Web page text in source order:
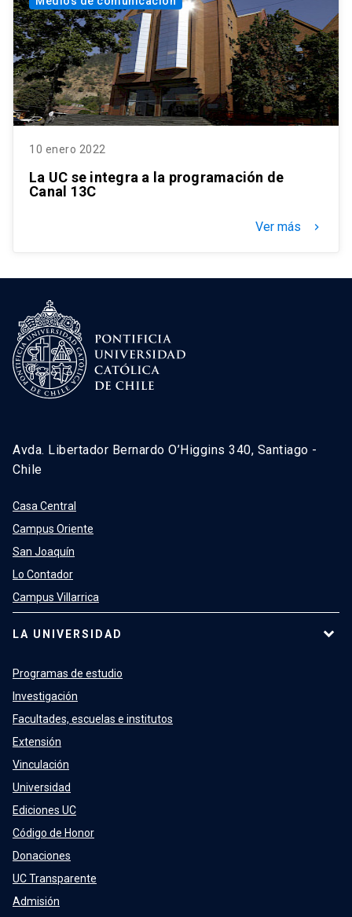
10 enero 2022
La UC se integra a la programación de
Canal 13C
Ver más keyboard_arrow_right
Avda. Libertador Bernardo O’Higgins 340, Santiago -
Chile
Casa Central
Campus Oriente
San Joaquín
Lo Contador
Campus Villarrica
LA UNIVERSIDAD
Programas de estudio
Investigación
Facultades, escuelas e institutos
Extensión
Vinculación
Universidad
Ediciones UC
Código de Honor
Donaciones
UC Transparente
Admisión